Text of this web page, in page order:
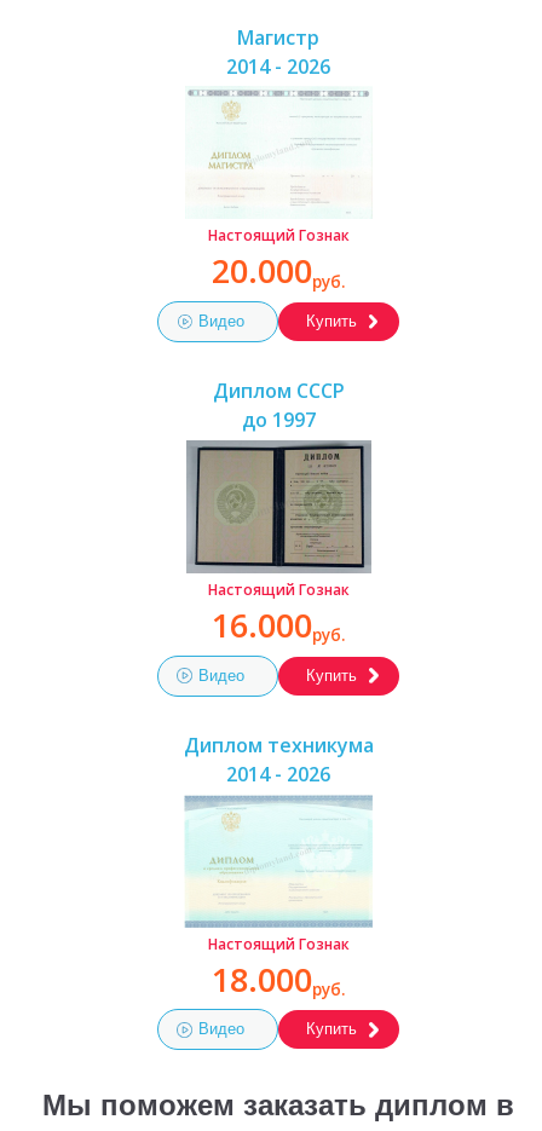
Магистр
2014 - 2026
Настоящий Гознак
20.000руб.
Видео Купить
Диплом СССР
до 1997
Настоящий Гознак
16.000руб.
Видео Купить
Диплом техникума
2014 - 2026
Настоящий Гознак
18.000руб.
Видео Купить
Мы поможем заказать диплом в